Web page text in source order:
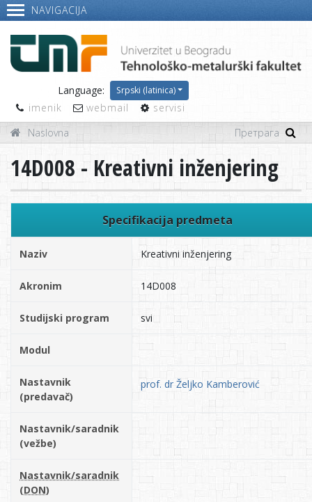
NAVIGACIJA
Language: Srpski (latinica)
imenik webmail
servisi
Naslovna
14D008 - Kreativni inženjering
Specifikacija predmeta
Naziv Kreativni inženjering
Akronim 14D008
Studijski program svi
Modul
Nastavnik
(predavač)
prof. dr Željko Kamberović
Nastavnik/saradnik
(vežbe)
Nastavnik/saradnik
(DON)